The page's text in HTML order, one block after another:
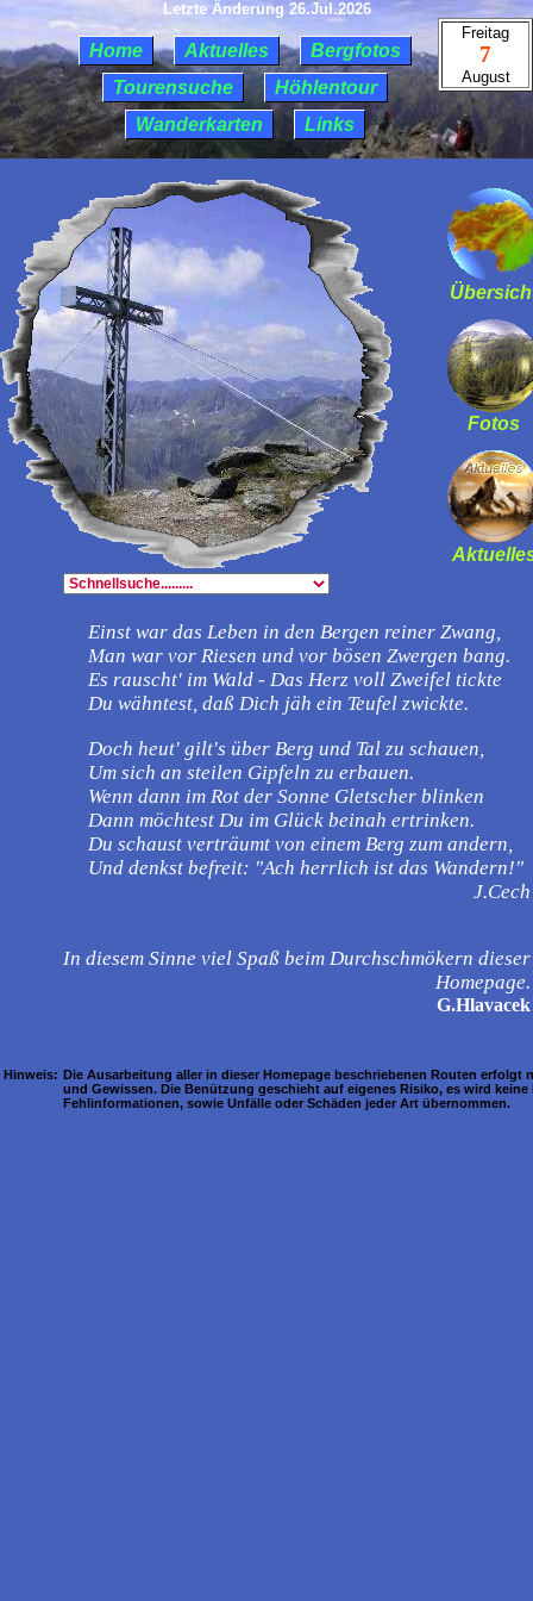
Letzte Änderung 26.Jul.2026
Home Aktuelles
Bergfotos
Tourensuche
Höhlentour
Wanderkarten
Links
Freitag
7
August
Fotos
Einst war das Leben in den Bergen reiner Zwang,
Man war vor Riesen und vor bösen Zwergen bang.
Es rauscht' im Wald - Das Herz voll Zweifel tickte
Du wähntest, daß Dich jäh ein Teufel zwickte.
Doch heut' gilt's über Berg und Tal zu schauen,
Um sich an steilen Gipfeln zu erbauen.
Wenn dann im Rot der Sonne Gletscher blinken
Dann möchtest Du im Glück beinah ertrinken.
Du schaust verträumt von einem Berg zum andern,
Und denkst befreit: "Ach herrlich ist das Wandern!"
J.Cech
In diesem Sinne viel Spaß beim Durchschmökern dieser
Homepage.
G.Hlavacek
Hinweis: Die Ausarbeitung aller in dieser Homepage beschriebenen Routen erfolgt
und Gewissen. Die Benützung geschieht auf eigenes Risiko, es wird
Fehlinformationen, sowie Unfälle oder Schäden jeder Art übernommen.